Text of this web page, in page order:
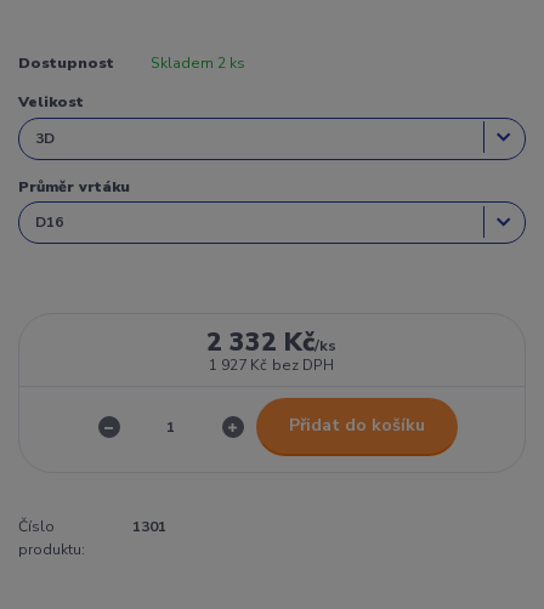
Dostupnost Skladem 2 ks
Velikost
Průměr vrtáku
2 332 Kč/ks
1 927 Kč bez DPH
Přidat do košíku
Číslo
produktu:
1301